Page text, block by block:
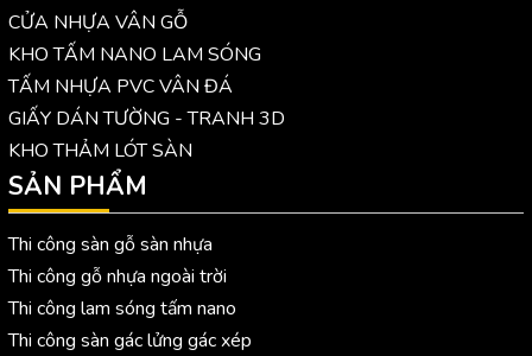
CỬA NHỰA VÂN GỖ
KHO TẤM NANO LAM SÓNG
TẤM NHỰA PVC VÂN ĐÁ
GIẤY DÁN TƯỜNG - TRANH 3D
KHO THẢM LÓT SÀN
SẢN PHẨM
Thi công sàn gỗ sàn nhựa
Thi công gỗ nhựa ngoài trời
Thi công lam sóng tấm nano
Thi công sàn gác lửng gác xép